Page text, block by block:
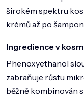
DOMÁCNOST
ZNAČKY
O NÁS
BLOG
širokém spektru
krémů až po
Ingredience v
Phenoxyethanol
zabraňuje růstu
běžně kombinován